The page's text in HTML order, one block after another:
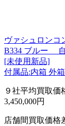
ヴァシュロンコ
B334 ブルー
[未使用新品]
付属品:内箱 外
９社平均買取価
3,450,000円
店舗間買取価格